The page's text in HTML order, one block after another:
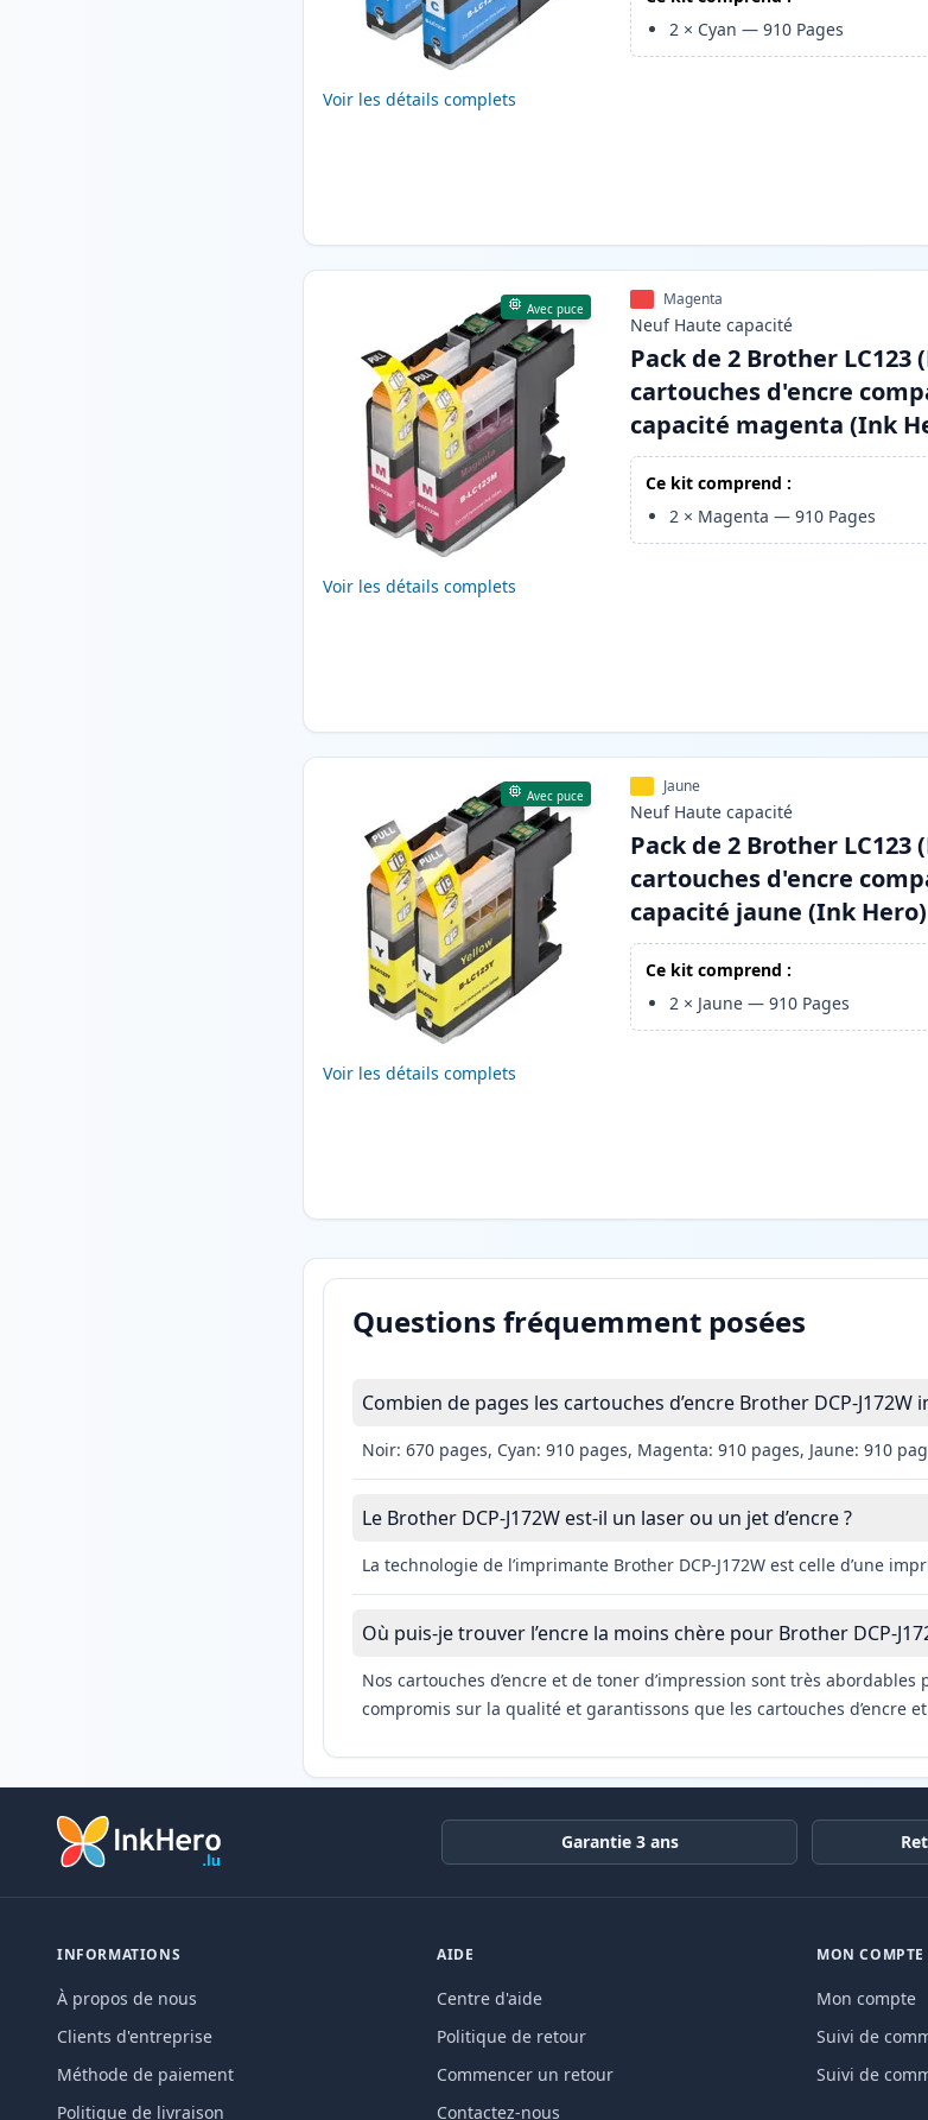
Voir les détails complets
2 × Cyan —910 Pages
Avec puce
Voir les détails complets
Magenta
Neuf Haute capacité
Pack de 2 Brother LC123
cartouches d'encre
capacité magenta (Ink
Ce kit comprend :
2 × Magenta —910 Pages
Avec puce
Voir les détails complets
Jaune
Neuf Haute capacité
Pack de 2 Brother LC123
cartouches d'encre
capacité jaune (Ink Hero)
Ce kit comprend :
2 × Jaune —910 Pages
Questions fréquemment posées
Combien de pages les cartouches d’encre Brother DCP-J172W
Noir: 670 pages, Cyan: 910 pages, Magenta: 910 pages, Jaune: 910
Le Brother DCP-J172W est-il un laser ou un jet d’encre ?
La technologie de l’imprimante Brother DCP-J172W est celle d’une
Où puis-je trouver l’encre la moins chère pour Brother DCP-
Nos cartouches d’encre et de toner d’impression sont très
compromis sur la qualité et garantissons que les cartouches d’encre
Garantie 3 ans
INFORMATIONS
À propos de nous
Clients d'entreprise
Méthode de paiement
Politique de livraison
AIDE
Centre d'aide
Politique de retour
Commencer un retour
Contactez-nous
MON COMPTE
Mon compte
Suivi de
Suivi de